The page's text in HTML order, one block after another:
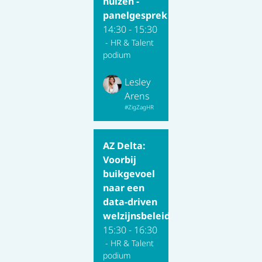
panelgesprek
14:30 - 15:30
- HR & Talent
podium
Lesley
Arens
#ZigZagHR
AZ Delta:
Voorbij
buikgevoel
naar een
data-driven
welzijnsbeleid
15:30 - 16:30
- HR & Talent
podium